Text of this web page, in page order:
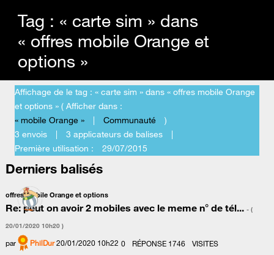
Tag : « carte sim » dans
« offres mobile Orange et
options »
Affichage de le tag : « carte sim » dans « offres mobile Orange
et options » ( Afficher dans :
« mobile Orange »
Communauté
)
3 envois
3 applicateurs de balises
Première utilisation :
‎29/07/2015
Derniers balisés
offres mobile Orange et options
Re: peut on avoir 2 mobiles avec le meme n° de tél... - (
‎20/01/2020 10h20 )
par PhilDur‎20/01/2020 10h22 0 RÉPONSE 1746 VISITES